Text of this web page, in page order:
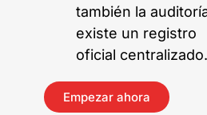
también la
existe un registro
oficial centralizado.
Empezar ahora